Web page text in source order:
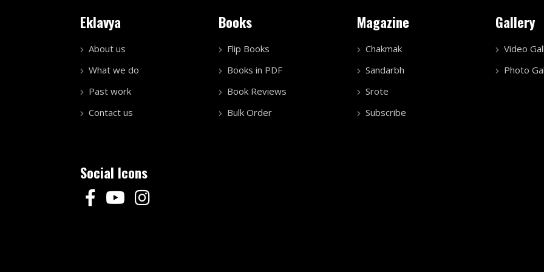
Eklavya
About us
What we do
Past work
Contact us
Books
Flip Books
Books in PDF
Book Reviews
Bulk Order
Magazine
Chakmak
Sandarbh
Srote
Subscribe
Gallery
Video
Photo
Social Icons